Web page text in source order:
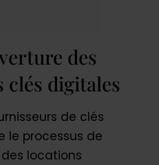
des
clés digitales
de clés
le processus de
locations